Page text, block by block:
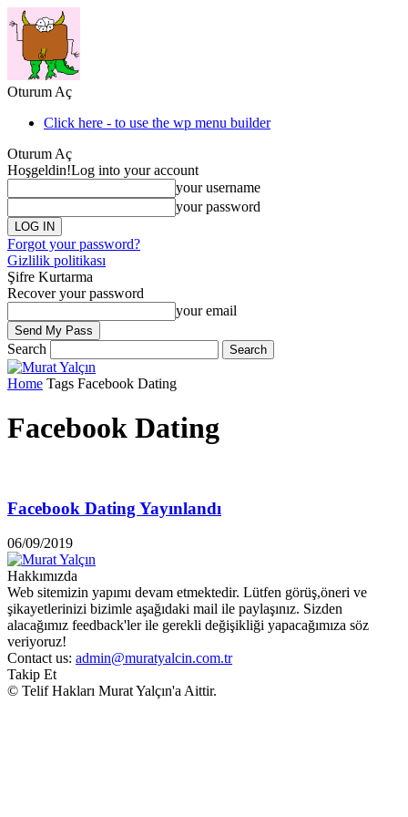
Oturum Aç
Click here - to use the wp menu builder
Oturum Aç
Hoşgeldin!Log into your account
your username
your password
Forgot your password?
Gizlilik politikası
Şifre Kurtarma
Recover your password
your email
Search
Home Tags Facebook Dating
Facebook Dating
Facebook Dating Yayınlandı
06/09/2019
Hakkımızda
Web sitemizin yapımı devam etmektedir. Lütfen görüş,öneri ve
şikayetlerinizi bizimle aşağıdaki mail ile paylaşınız. Sizden
alacağımız feedback'ler ile gerekli değişikliği yapacağımıza söz
veriyoruz!
Contact us: admin@muratyalcin.com.tr
Takip Et
© Telif Hakları Murat Yalçın'a Aittir.